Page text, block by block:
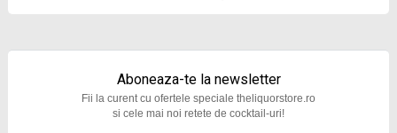
Aboneaza-te la newsletter
Fii la curent cu ofertele speciale theliquorstore.ro
si cele mai noi retete de cocktail-uri!